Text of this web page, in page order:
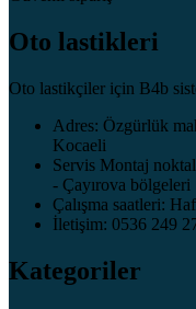
Oto lastikleri
Oto lastikçiler için B4b
Adres: Özgürlük
Kocaeli
Servis Montaj
- Çayırova bölgeleri
Çalışma saatleri:
İletişim: 0536 249
Kategoriler